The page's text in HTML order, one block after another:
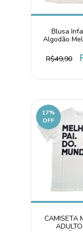
Blusa
Algodão
R$49,90
17%
OFF
CAMISETA